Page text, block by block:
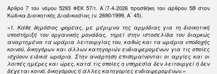
Άρθρο 7 του νόμου 5293 ΦΕΚ 57/τ. Α΄/7-4-2026 προσθήκη του άρθρου 5Β στον
Κώδικα Διοικητικής Διαδικασίας (ν. 2690/1999, Α΄ 45).
«1. Κάθε δημόσιος φορέας, με μέριμνα της αρμόδιας για τη διοικητική
υποστήριξή του οργανικής μονάδας, τηρεί στην ιστοσελίδα του διαρκώς
αναρτημένα τα ωράρια λειτουργίας του, καθώς και τα ωράρια υποδοχής
κοινού, δικηγόρων και άλλων κατηγοριών ενδιαφερομένων για τις οποίες
ισχύουν ειδικά ωράρια. Στην ανάρτηση επισημαίνονται οι αργίες και οι
λοιπές ημέρες και ώρες, κατά τις οποίες η υπηρεσία δεν λειτουργεί ή δεν
δέχεται κοινό, δικηγόρους ή άλλες κατηγορίες ενδιαφερομένων.»